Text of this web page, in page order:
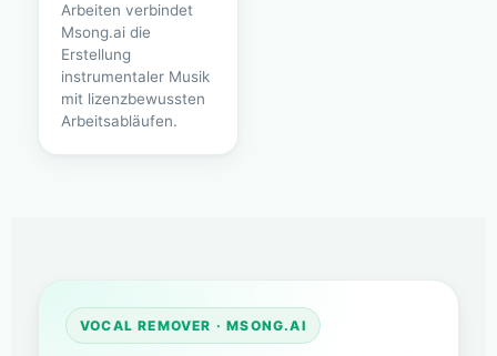
Arbeiten verbindet
Msong.ai die
Erstellung
instrumentaler Musik
mit lizenzbewussten
Arbeitsabläufen.
VOCAL REMOVER · MSONG.AI